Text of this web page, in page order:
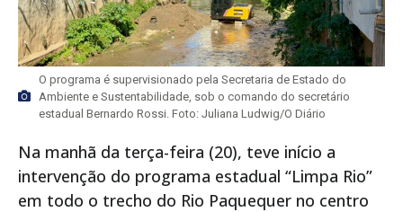
O programa é supervisionado pela Secretaria de Estado do
Ambiente e Sustentabilidade, sob o comando do secretário
estadual Bernardo Rossi. Foto: Juliana Ludwig/O Diário
Na manhã da terça-feira (20), teve início a
intervenção do programa estadual “Limpa Rio”
em todo o trecho do Rio Paquequer no centro